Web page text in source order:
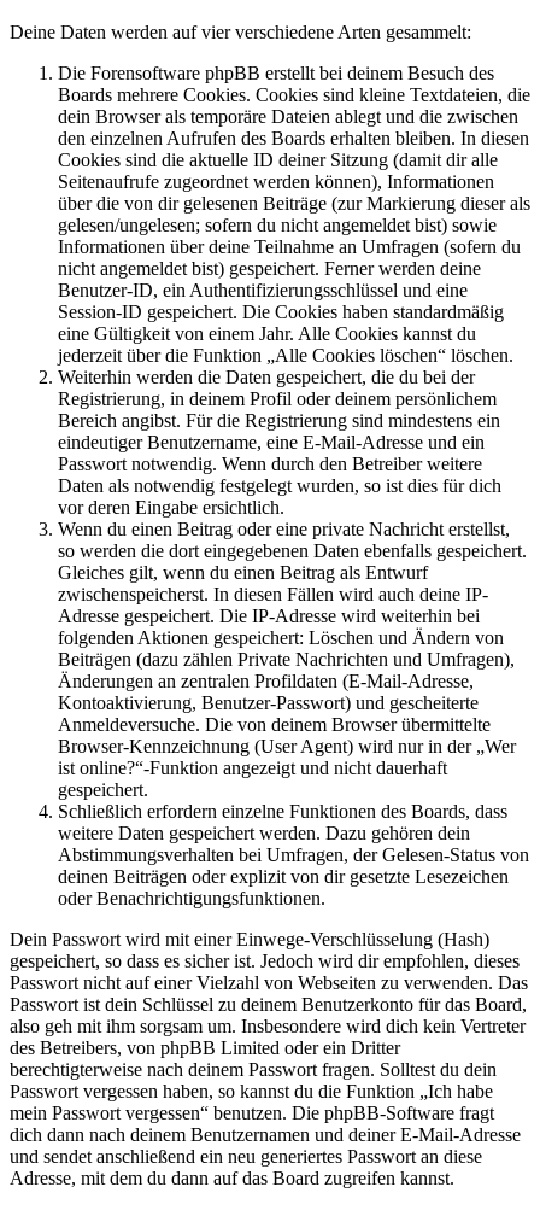
Deine Daten werden auf vier verschiedene Arten gesammelt:
Die Forensoftware phpBB erstellt bei deinem Besuch des
Boards mehrere Cookies. Cookies sind kleine Textdateien, die
dein Browser als temporäre Dateien ablegt und die zwischen
den einzelnen Aufrufen des Boards erhalten bleiben. In diesen
Cookies sind die aktuelle ID deiner Sitzung (damit dir alle
Seitenaufrufe zugeordnet werden können), Informationen
über die von dir gelesenen Beiträge (zur Markierung dieser als
gelesen/ungelesen; sofern du nicht angemeldet bist) sowie
Informationen über deine Teilnahme an Umfragen (sofern du
nicht angemeldet bist) gespeichert. Ferner werden deine
Benutzer-ID, ein Authentifizierungsschlüssel und eine
Session-ID gespeichert. Die Cookies haben standardmäßig
eine Gültigkeit von einem Jahr. Alle Cookies kannst du
jederzeit über die Funktion „Alle Cookies löschen“ löschen.
Weiterhin werden die Daten gespeichert, die du bei der
Registrierung, in deinem Profil oder deinem persönlichem
Bereich angibst. Für die Registrierung sind mindestens ein
eindeutiger Benutzername, eine E-Mail-Adresse und ein
Passwort notwendig. Wenn durch den Betreiber weitere
Daten als notwendig festgelegt wurden, so ist dies für dich
vor deren Eingabe ersichtlich.
Wenn du einen Beitrag oder eine private Nachricht erstellst,
so werden die dort eingegebenen Daten ebenfalls gespeichert.
Gleiches gilt, wenn du einen Beitrag als Entwurf
zwischenspeicherst. In diesen Fällen wird auch deine IP-
Adresse gespeichert. Die IP-Adresse wird weiterhin bei
folgenden Aktionen gespeichert: Löschen und Ändern von
Beiträgen (dazu zählen Private Nachrichten und Umfragen),
Änderungen an zentralen Profildaten (E-Mail-Adresse,
Kontoaktivierung, Benutzer-Passwort) und gescheiterte
Anmeldeversuche. Die von deinem Browser übermittelte
Browser-Kennzeichnung (User Agent) wird nur in der „Wer
ist online?“-Funktion angezeigt und nicht dauerhaft
gespeichert.
Schließlich erfordern einzelne Funktionen des Boards, dass
weitere Daten gespeichert werden. Dazu gehören dein
Abstimmungsverhalten bei Umfragen, der Gelesen-Status von
deinen Beiträgen oder explizit von dir gesetzte Lesezeichen
oder Benachrichtigungsfunktionen.
Dein Passwort wird mit einer Einwege-Verschlüsselung (Hash)
gespeichert, so dass es sicher ist. Jedoch wird dir empfohlen, dieses
Passwort nicht auf einer Vielzahl von Webseiten zu verwenden. Das
Passwort ist dein Schlüssel zu deinem Benutzerkonto für das Board,
also geh mit ihm sorgsam um. Insbesondere wird dich kein Vertreter
des Betreibers, von phpBB Limited oder ein Dritter
berechtigterweise nach deinem Passwort fragen. Solltest du dein
Passwort vergessen haben, so kannst du die Funktion „Ich habe
mein Passwort vergessen“ benutzen. Die phpBB-Software fragt
dich dann nach deinem Benutzernamen und deiner E-Mail-Adresse
und sendet anschließend ein neu generiertes Passwort an diese
Adresse, mit dem du dann auf das Board zugreifen kannst.